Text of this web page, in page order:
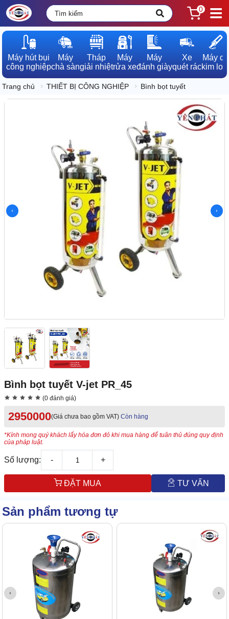
0
Máy hút bụi
công nghiệp
Máy
chà sàn
Tháp
giải nhiệt
Máy
rửa xe
Máy
đánh giày
Xe
quét rác
Máy dò
kim loại
Trang chủ THIẾT BỊ CÔNG NGHIỆP Bình bọt tuyết
Bình bọt tuyết V-jet PR_45
(0 đánh giá)
2950000(Giá chưa bao gồm VAT) Còn hàng
*Kính mong quý khách lấy hóa đơn đỏ khi mua hàng để tuân thủ đúng quy định
của pháp luật.
Số lượng: - +
ĐẶT MUA TƯ VẤN
Sản phẩm tương tự